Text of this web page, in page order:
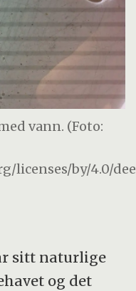
vann. (Foto:
licenses/by/4.0/
sitt naturlige
og det